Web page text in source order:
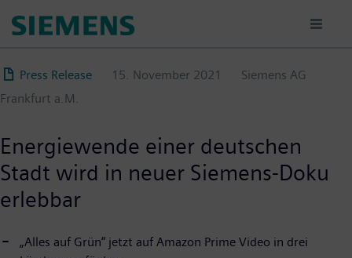
zum
Press Release
15. November 2021
Siemens AG
Frankfurt a.M.
Energiewende einer deutschen
Stadt wird in neuer Siemens-Doku
erlebbar
„Alles auf Grün“ jetzt auf Amazon Prime Video in drei